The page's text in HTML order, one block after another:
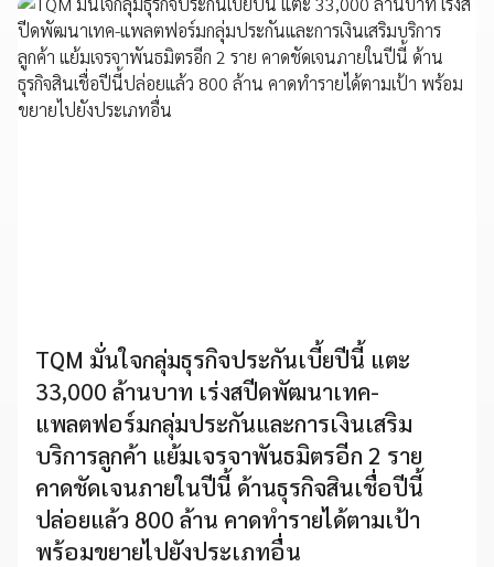
TQM มั่นใจกลุ่มธุรกิจประกันเบี้ยปีนี้ แตะ
33,000 ล้านบาท เร่งสปีดพัฒนาเทค-
แพลตฟอร์มกลุ่มประกันและการเงินเสริม
บริการลูกค้า แย้มเจรจาพันธมิตรอีก 2 ราย
คาดชัดเจนภายในปีนี้ ด้านธุรกิจสินเชื่อปีนี้
ปล่อยแล้ว 800 ล้าน คาดทำรายได้ตามเป้า
พร้อมขยายไปยังประเภทอื่น